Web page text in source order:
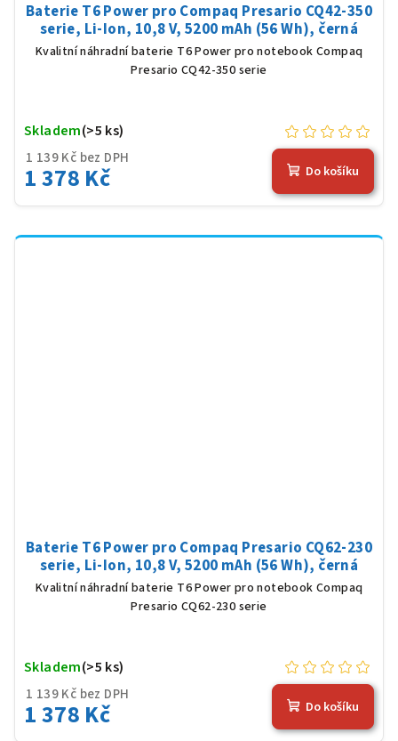
Baterie T6 Power pro Compaq Presario CQ42-350
serie, Li-Ion, 10,8 V, 5200 mAh (56 Wh), černá
Kvalitní náhradní baterie T6 Power pro notebook Compaq
Presario CQ42-350 serie
1 139 Kč bez DPH
1 378 Kč
Skladem(>5 ks)
Do košíku
Baterie T6 Power pro Compaq Presario CQ62-230
serie, Li-Ion, 10,8 V, 5200 mAh (56 Wh), černá
Kvalitní náhradní baterie T6 Power pro notebook Compaq
Presario CQ62-230 serie
1 139 Kč bez DPH
1 378 Kč
Skladem(>5 ks)
Do košíku